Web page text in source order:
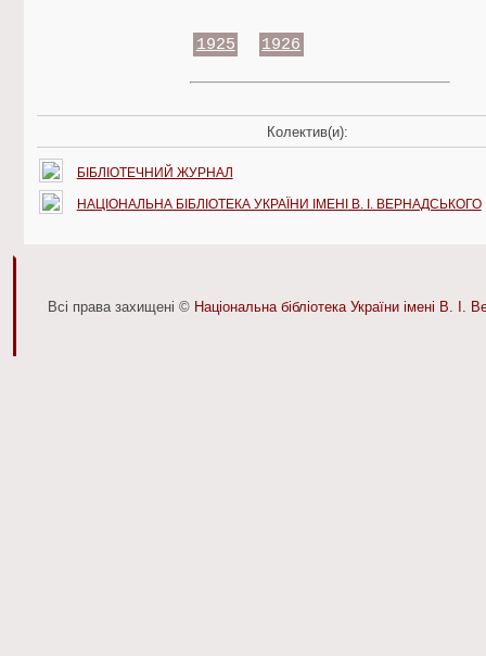
1925 1926
Колектив(и):
БІБЛІОТЕЧНИЙ ЖУРНАЛ
НАЦІОНАЛЬНА БІБЛІОТЕКА УКРАЇНИ ІМЕНІ В. І. ВЕРНАДСЬКОГО
Всі права захищені © Національна бібліотека України імені В. І.